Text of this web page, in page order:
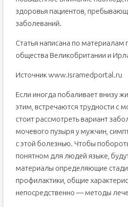
здоровья пациентов,
заболеваний.
Статья написана по материалам
общества Великобритании и
Источник www.isramedportal.ru
Если иногда побаливает внизу
этим, встречаются трудности с
стоит рассмотреть вариант
мочевого пузыря у мужчин,
с этой болезнью. Чтобы
понятном для людей языке,
материалы определяющие
профилактики, общие
непосредственно — методы